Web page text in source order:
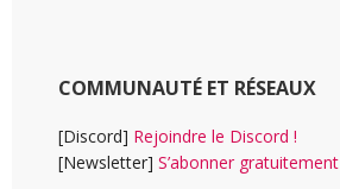
COMMUNAUTÉ ET RÉSEAUX
[Discord] Rejoindre le Discord !
[Newsletter] S’abonner gratuitement